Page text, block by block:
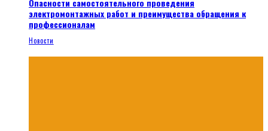
электромонтажных работ и преимущества обращения к
профессионалам
Новости